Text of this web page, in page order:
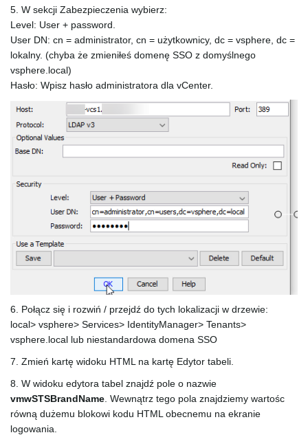
5. W sekcji Zabezpieczenia wybierz:
Level: User + password.
User DN: cn = administrator, cn = użytkownicy, dc = vsphere, dc =
lokalny. (chyba że zmieniłeś domenę SSO z domyślnego
vsphere.local)
Hasło: Wpisz hasło administratora dla vCenter.
6. Połącz się i rozwiń / przejdź do tych lokalizacji w drzewie:
local> vsphere> Services> IdentityManager> Tenants>
vsphere.local lub niestandardowa domena SSO
7. Zmień kartę widoku HTML na kartę Edytor tabeli.
8. W widoku edytora tabel znajdź pole o nazwie
vmwSTSBrandName . Wewnątrz tego pola znajdziemy wartośc
równą dużemu blokowi kodu HTML obecnemu na ekranie
logowania.